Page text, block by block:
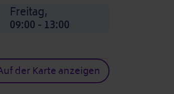
Freitag,
09:00 - 13:00
der Karte anzeigen